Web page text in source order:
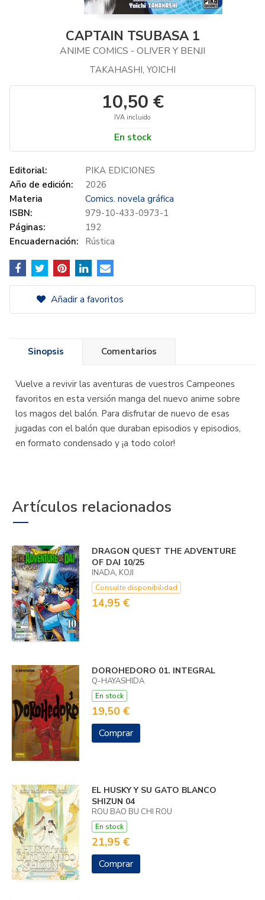
CAPTAIN TSUBASA 1
ANIME COMICS - OLIVER Y BENJI
TAKAHASHI, YOICHI
10,50 €
IVA incluido
En stock
Editorial:
PIKA EDICIONES
Año de edición:
2026
Materia
Comics. novela gráfica
ISBN:
979-10-433-0973-1
Páginas:
192
Encuadernación:
Rústica
Añadir a favoritos
Sinopsis Comentarios
Vuelve a revivir las aventuras de vuestros Campeones
favoritos en esta versión manga del nuevo anime sobre
los magos del balón. Para disfrutar de nuevo de esas
jugadas con el balón que duraban episodios y episodios,
en formato condensado y ¡a todo color!
Artículos relacionados
DRAGON QUEST THE ADVENTURE
OF DAI 10/25
INADA, KOJI
Consulte disponibilidad
14,95 €
DOROHEDORO 01. INTEGRAL
Q-HAYASHIDA
En stock
19,50 €
Comprar
EL HUSKY Y SU GATO BLANCO
SHIZUN 04
ROU BAO BU CHI ROU
En stock
21,95 €
Comprar